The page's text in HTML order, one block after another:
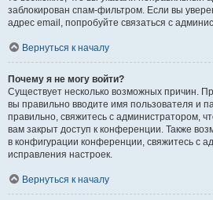
заблокирован спам-фильтром. Если вы
адрес email, попробуйте связаться с
Вернуться к началу
Почему я не могу войти?
Существует несколько возможных причин.
вы правильно вводите имя пользователя и
правильно, свяжитесь с администратором,
вам закрыт доступ к конференции. Также
в конфигурации конференции, свяжитесь с
исправления настроек.
Вернуться к началу